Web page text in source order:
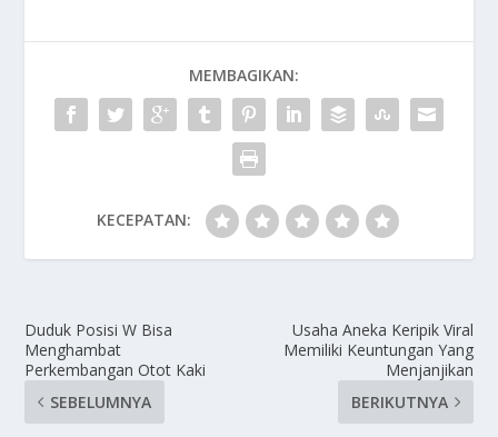
MEMBAGIKAN:
KECEPATAN:
Duduk Posisi W Bisa
Menghambat
Perkembangan Otot Kaki
SEBELUMNYA
Usaha Aneka Keripik Viral
Memiliki Keuntungan Yang
Menjanjikan
BERIKUTNYA